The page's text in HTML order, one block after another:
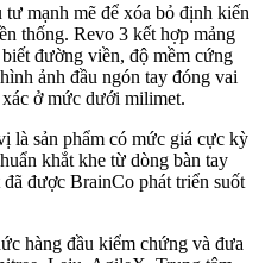
mạnh mẽ để xóa bỏ định kiến
thống. Revo 3 kết hợp mảng
đường viền, độ mềm cứng
ảnh đầu ngón tay đóng vai
ở mức dưới milimet.
là sản phẩm có mức giá cực kỳ
khắt khe từ dòng bàn tay
được BrainCo phát triển suốt
hàng đầu kiểm chứng và đưa